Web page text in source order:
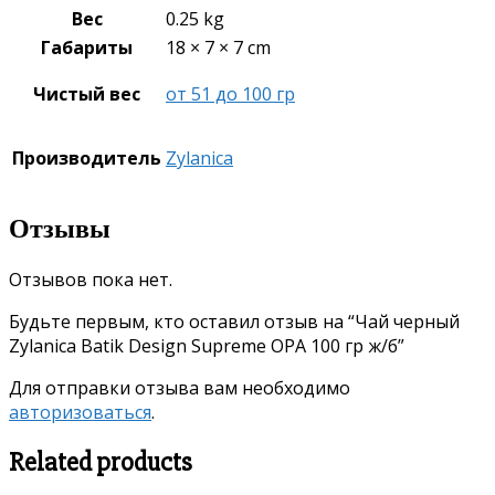
Вес
0.25 kg
Габариты
18 × 7 × 7 cm
Чистый вес
от 51 до 100 гр
Производитель Zylanica
Отзывы
Отзывов пока нет.
Будьте первым, кто оставил отзыв на “Чай черный
Zylanica Batik Design Supreme OPА 100 гр ж/б”
Для отправки отзыва вам необходимо
авторизоваться.
Related products